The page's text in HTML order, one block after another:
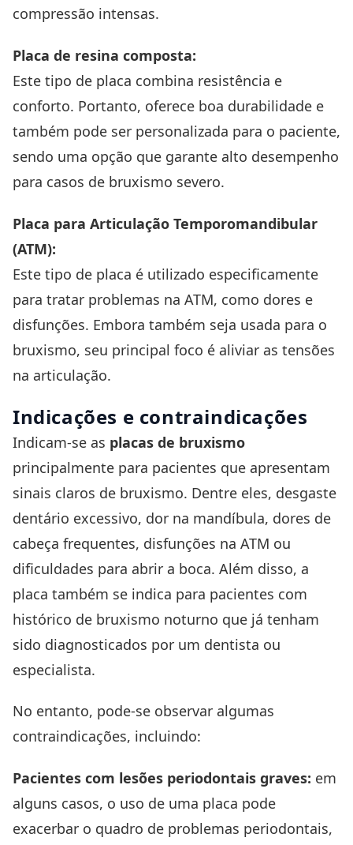
compressão intensas.
Placa de resina composta:
Este tipo de placa combina resistência e
conforto. Portanto, oferece boa durabilidade e
também pode ser personalizada para o paciente,
sendo uma opção que garante alto desempenho
para casos de bruxismo severo.
Placa para Articulação Temporomandibular
(ATM):
Este tipo de placa é utilizado especificamente
para tratar problemas na ATM, como dores e
disfunções. Embora também seja usada para o
bruxismo, seu principal foco é aliviar as tensões
na articulação.
Indicações e contraindicações
Indicam-se as placas de bruxismo
principalmente para pacientes que apresentam
sinais claros de bruxismo. Dentre eles, desgaste
dentário excessivo, dor na mandíbula, dores de
cabeça frequentes, disfunções na ATM ou
dificuldades para abrir a boca. Além disso, a
placa também se indica para pacientes com
histórico de bruxismo noturno que já tenham
sido diagnosticados por um dentista ou
especialista.
No entanto, pode-se observar algumas
contraindicações, incluindo:
Pacientes com lesões periodontais graves: em
alguns casos, o uso de uma placa pode
exacerbar o quadro de problemas periodontais,